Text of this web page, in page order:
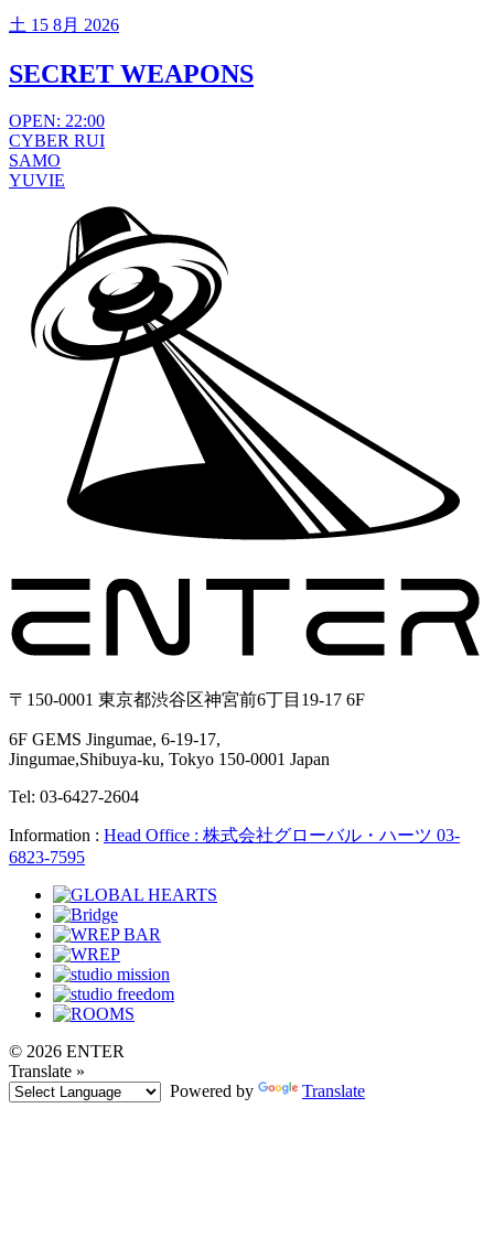
土 15 8月 2026
SECRET WEAPONS
OPEN: 22:00
CYBER RUI
SAMO
YUVIE
〒150-0001 東京都渋谷区神宮前6丁目19-17 6F
6F GEMS Jingumae, 6-19-17,
Jingumae,Shibuya-ku, Tokyo 150-0001 Japan
Tel: 03-6427-2604
Information : Head Office : 株式会社グローバル・ハーツ 03-
6823-7595
© 2026 ENTER
Translate »
Powered by
Translate